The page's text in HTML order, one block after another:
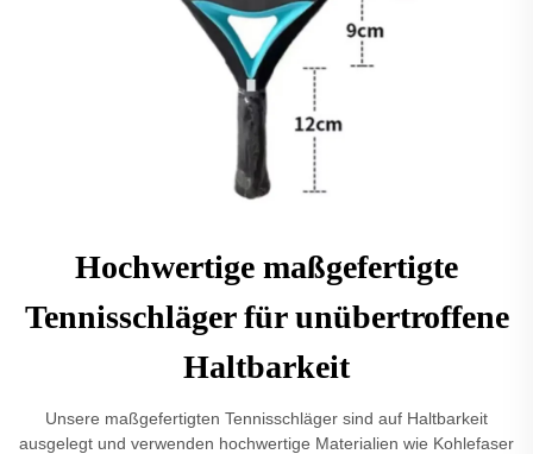
Hochwertige maßgefertigte
Tennisschläger für unübertroffene
Haltbarkeit
Unsere maßgefertigten Tennisschläger sind auf Haltbarkeit
ausgelegt und verwenden hochwertige Materialien wie Kohlefaser